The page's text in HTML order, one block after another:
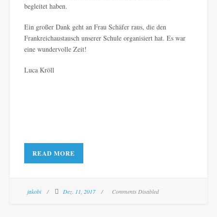
begleitet haben.
Ein großer Dank geht an Frau Schäfer raus, die den
Frankreichaustausch unserer Schule organisiert hat. Es war
eine wundervolle Zeit!
Luca Kröll
READ MORE
jakobi Dez. 11, 2017 Comments Disabled